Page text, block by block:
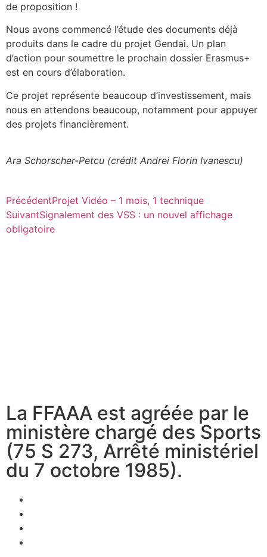
de proposition !
Nous avons commencé l’étude des documents déjà
produits dans le cadre du projet Gendai. Un plan
d’action pour soumettre le prochain dossier Erasmus+
est en cours d’élaboration.
Ce projet représente beaucoup d’investissement, mais
nous en attendons beaucoup, notamment pour appuyer
des projets financièrement.
Ara Schorscher-Petcu (crédit Andrei Florin Ivanescu)
PrécédentProjet Vidéo – 1 mois, 1 technique
SuivantSignalement des VSS : un nouvel affichage
obligatoire
La FFAAA est agréée par le
ministère chargé des Sports
(75 S 273, Arrêté ministériel
du 7 octobre 1985).